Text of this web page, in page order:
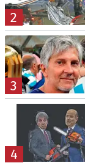
2
3
4